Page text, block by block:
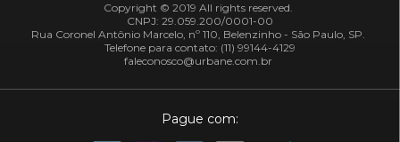
Copyright © 2019 All rights reserved.
CNPJ: 29.059.200/0001-00
Rua Coronel Antônio Marcelo, nº 110, Belenzinho - São Paulo, SP.
Telefone para contato: (11) 99144-4129
faleconosco@urbane.com.br
Pague com: